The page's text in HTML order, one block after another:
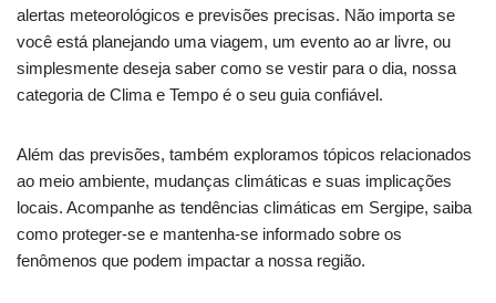
alertas meteorológicos e previsões precisas. Não importa se
você está planejando uma viagem, um evento ao ar livre, ou
simplesmente deseja saber como se vestir para o dia, nossa
categoria de Clima e Tempo é o seu guia confiável.
Além das previsões, também exploramos tópicos relacionados
ao meio ambiente, mudanças climáticas e suas implicações
locais. Acompanhe as tendências climáticas em Sergipe, saiba
como proteger-se e mantenha-se informado sobre os
fenômenos que podem impactar a nossa região.